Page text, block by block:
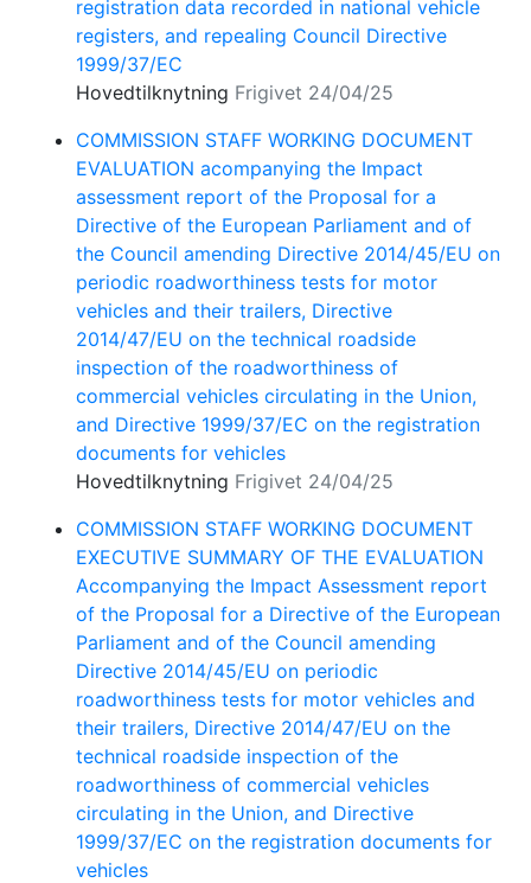
registration data recorded in national vehicle
registers, and repealing Council Directive
1999/37/EC
Hovedtilknytning Frigivet 24/04/25
COMMISSION STAFF WORKING DOCUMENT
EVALUATION acompanying the Impact
assessment report of the Proposal for a
Directive of the European Parliament and of
the Council amending Directive 2014/45/EU on
periodic roadworthiness tests for motor
vehicles and their trailers, Directive
2014/47/EU on the technical roadside
inspection of the roadworthiness of
commercial vehicles circulating in the Union,
and Directive 1999/37/EC on the registration
documents for vehicles
Hovedtilknytning Frigivet 24/04/25
COMMISSION STAFF WORKING DOCUMENT
EXECUTIVE SUMMARY OF THE EVALUATION
Accompanying the Impact Assessment report
of the Proposal for a Directive of the European
Parliament and of the Council amending
Directive 2014/45/EU on periodic
roadworthiness tests for motor vehicles and
their trailers, Directive 2014/47/EU on the
technical roadside inspection of the
roadworthiness of commercial vehicles
circulating in the Union, and Directive
1999/37/EC on the registration documents for
vehicles